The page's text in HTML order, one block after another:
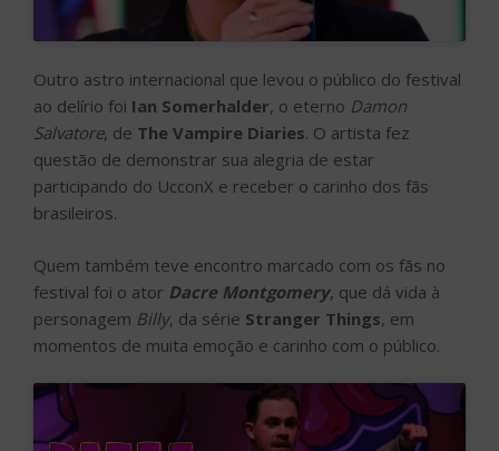
Outro astro internacional que levou o público do festival
ao delírio foi Ian Somerhalder, o eterno Damon
Salvatore, de The Vampire Diaries. O artista fez
questão de demonstrar sua alegria de estar
participando do UcconX e receber o carinho dos fãs
brasileiros.
Quem também teve encontro marcado com os fãs no
festival foi o ator Dacre Montgomery, que dá vida à
personagem Billy, da série Stranger Things, em
momentos de muita emoção e carinho com o público.